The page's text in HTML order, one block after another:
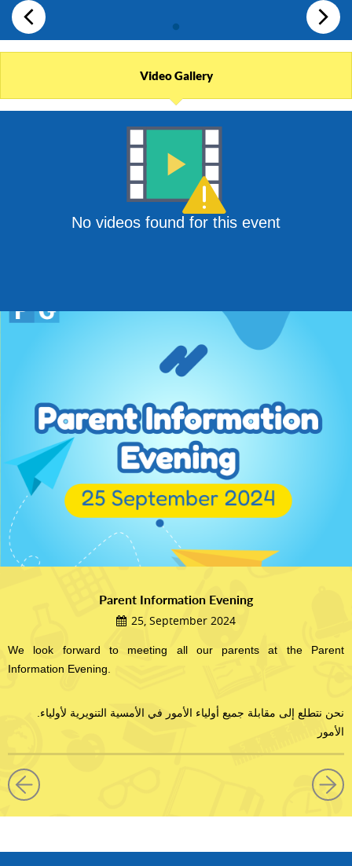
Video Gallery
No videos found for this event
Parent Information Evening
25, September 2024
We look forward to meeting all our parents at the Parent
Information Evening.
الأمور